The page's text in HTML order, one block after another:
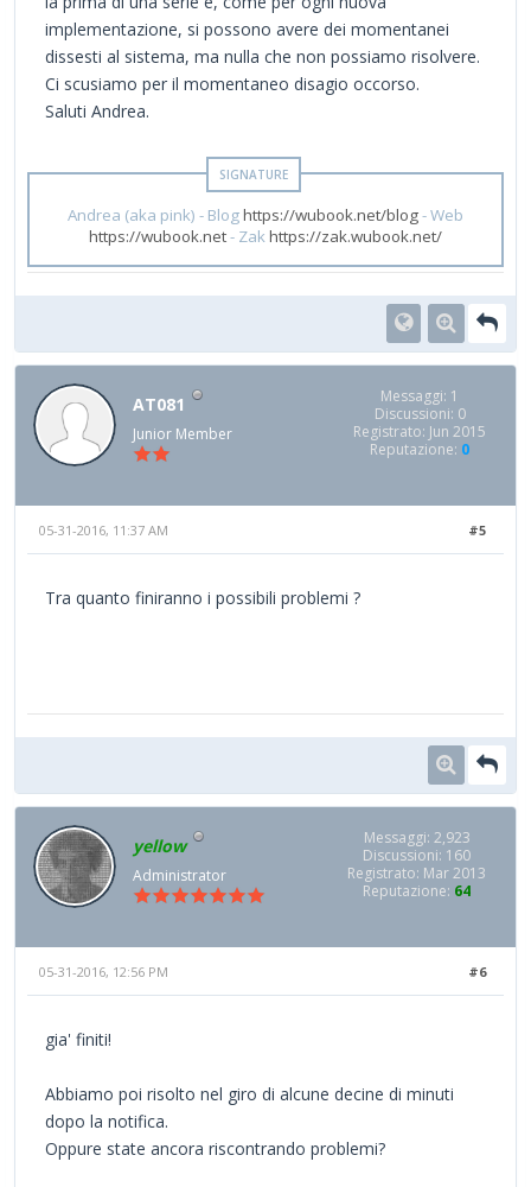
implementazione, si possono avere dei momentanei
dissesti al sistema, ma nulla che non possiamo risolvere.
Ci scusiamo per il momentaneo disagio occorso.
Saluti Andrea.
Andrea (aka pink) - Bloghttps://wubook.net/blog- Web
https://wubook.net- Zak https://zak.wubook.net/
AT081
Junior Member
Messaggi: 1
Discussioni: 0
Registrato: Jun 2015
Reputazione: 0
#5
05-31-2016, 11:37 AM
Tra quanto finiranno i possibili problemi ?
yellow
Administrator
Messaggi: 2,923
Discussioni: 160
Registrato: Mar 2013
Reputazione: 64
#6
05-31-2016, 12:56 PM
gia' finiti!
Abbiamo poi risolto nel giro di alcune decine di minuti
dopo la notifica.
Oppure state ancora riscontrando problemi?